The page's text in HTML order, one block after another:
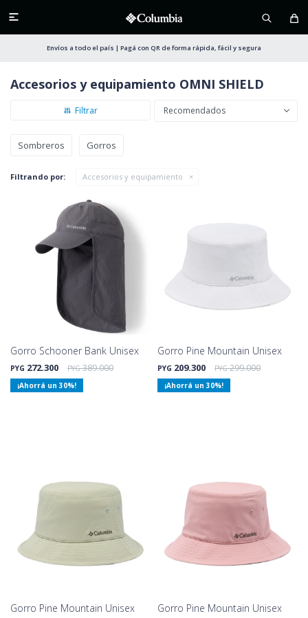

Envíos a todo el país | Pagá con QR de forma rápida, fácil y segura
Accesorios y equipamiento OMNI SHIELD
Recomendados
Sombreros Gorros
Filtrando por: Accesorios y equipamiento
Gorro Schooner Bank Unisex
PYG 272.300 PYG 389.000
30
Gorro Pine Mountain Unisex
PYG 209.300 PYG 299.000
30
Gorro Pine Mountain Unisex Gorro Pine Mountain Unisex